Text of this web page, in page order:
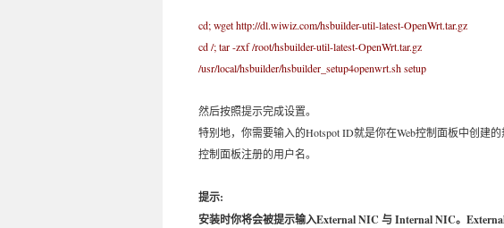
cd; wget http://dl.wiwiz.com/hsbuilder-util-latest-OpenWrt.tar.gz
cd /; tar -zxf /root/hsbuilder-util-latest-OpenWrt.tar.gz
/usr/local/hsbuilder/hsbuilder_setup4openwrt.sh setup
然后按照提示完成设置。
特别地，你需要输入的Hotspot ID就是你在Web控制面板中创建
控制面板注册的用户名。
提示:
安装时你将会被提示输入External NIC 与 Internal NIC。